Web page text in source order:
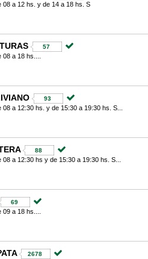
08 a 12 hs. y de 14 a 18 hs. S
57
a 18 hs....
93
a 12:30 hs. y de 15:30 a 19:30 hs. S...
88
a 12:30 hs y de 15:30 a 19:30 hs. S...
69
a 18 hs....
2678